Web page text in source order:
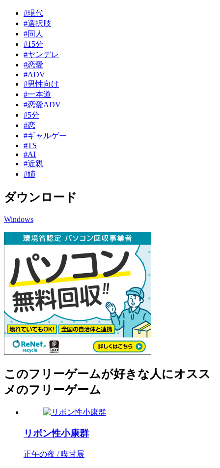
#現代
#選択肢
#同人
#15分
#ヤンデレ
#恋愛
#ADV
#男性向け
#一本道
#恋愛ADV
#5分
#恋
#ギャルゲー
#TS
#AI
#近親
#姉
ダウンロード
Windows
このフリーゲームが好きな人にオスス
メのフリーゲーム
リボン性小康群
正午の夜 / 喫甘展